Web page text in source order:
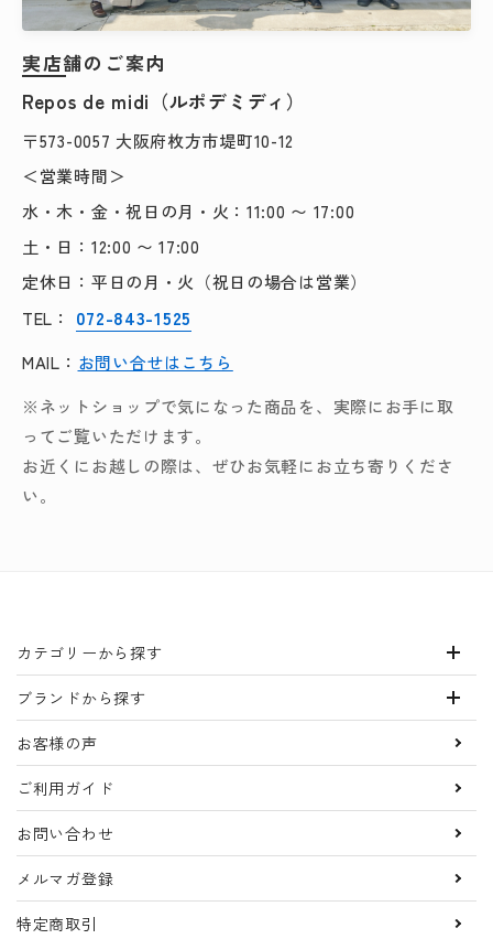
実店舗のご案内
Repos de midi（ルポデミディ）
〒573-0057 大阪府枚方市堤町10-12
＜営業時間＞
水・木・金・祝日の月・火：11:00 〜 17:00
土・日：12:00 〜 17:00
定休日：平日の月・火（祝日の場合は営業）
TEL：
072-843-1525
MAIL： お問い合せはこちら
※ネットショップで気になった商品を、実際にお手に取
ってご覧いただけます。
お近くにお越しの際は、ぜひお気軽にお立ち寄りくださ
い。
カテゴリーから探す
ブランドから探す
お客様の声
ご利用ガイド
お問い合わせ
メルマガ登録
特定商取引